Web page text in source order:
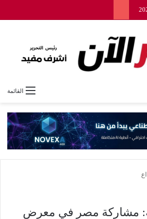
القائمة
مشاركة مصر في معرض